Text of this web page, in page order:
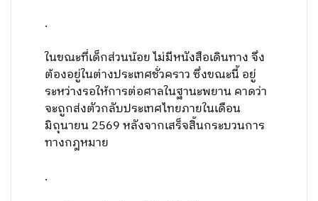
.
ในขณะที่เด็กส่วนน้อย ไม่มีหนังสือเดินทาง จึง
ต้องอยู่ในต่างประเทศชั่วคราว ซึ่งขณะนี้ อยู่
ระหว่างรอให้การต่อศาลในฐานะพยาน คาดว่า
จะถูกส่งตัวกลับประเทศไทยภายในเดือน
มิถุนายน 2569 หลังจากเสร็จสิ้นกระบวนการ
ทางกฎหมาย
.